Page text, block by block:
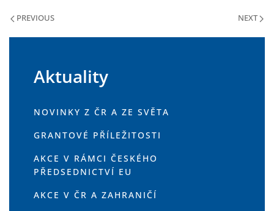
PREVIOUS NEXT
Aktuality
NOVINKY Z ČR A ZE SVĚTA
GRANTOVÉ PŘÍLEŽITOSTI
AKCE V RÁMCI ČESKÉHO
PŘEDSEDNICTVÍ EU
AKCE V ČR A ZAHRANIČÍ